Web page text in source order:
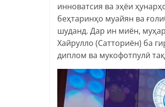
инноватсия ва эҳёи
беҳтаринҳо муайян ва
шуданд. Дар ин миён,
Хайрулло (Сатториён) ба
диплом ва мукофотпулӣ